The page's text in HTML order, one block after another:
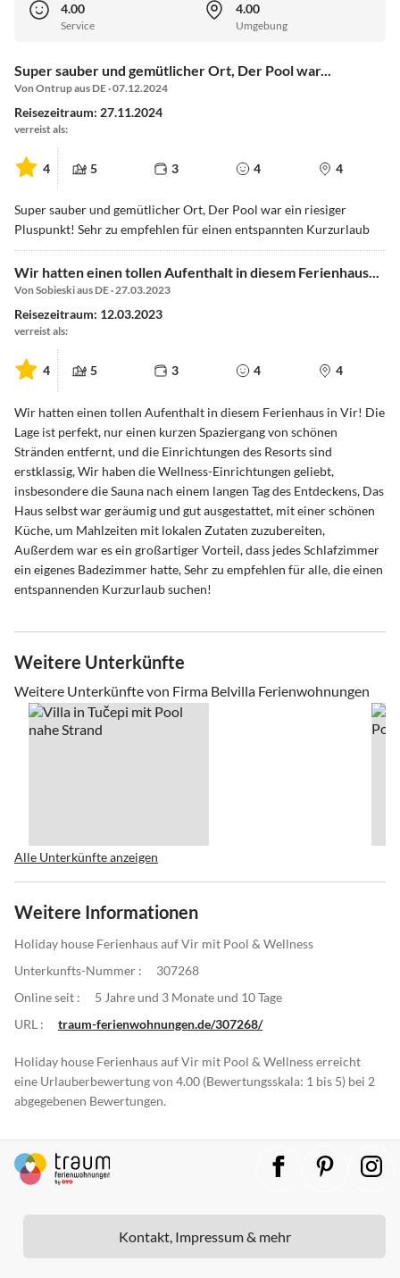
4.00
Service
4.00
Umgebung
Super sauber und gemütlicher Ort, Der Pool war...
Von Ontrup aus DE · 07.12.2024
Reisezeitraum: 27.11.2024
verreist als:
4 5 3 4 4
Super sauber und gemütlicher Ort, Der Pool war ein riesiger
Pluspunkt! Sehr zu empfehlen für einen entspannten Kurzurlaub
Wir hatten einen tollen Aufenthalt in diesem Ferienhaus...
Von Sobieski aus DE · 27.03.2023
Reisezeitraum: 12.03.2023
verreist als:
4 5 3 4 4
Wir hatten einen tollen Aufenthalt in diesem Ferienhaus in Vir! Die
Lage ist perfekt, nur einen kurzen Spaziergang von schönen
Stränden entfernt, und die Einrichtungen des Resorts sind
erstklassig, Wir haben die Wellness-Einrichtungen geliebt,
insbesondere die Sauna nach einem langen Tag des Entdeckens, Das
Haus selbst war geräumig und gut ausgestattet, mit einer schönen
Küche, um Mahlzeiten mit lokalen Zutaten zuzubereiten,
Außerdem war es ein großartiger Vorteil, dass jedes Schlafzimmer
ein eigenes Badezimmer hatte, Sehr zu empfehlen für alle, die einen
entspannenden Kurzurlaub suchen!
Weitere Unterkünfte
Weitere Unterkünfte von Firma Belvilla Ferienwohnungen
Alle Unterkünfte anzeigen
Weitere Informationen
Holiday house Ferienhaus auf Vir mit Pool & Wellness
Unterkunfts-Nummer :
307268
Online seit :
5 Jahre und 3 Monate und 10 Tage
URL :
traum-ferienwohnungen.de/307268/
Holiday house Ferienhaus auf Vir mit Pool & Wellness erreicht
eine Urlauberbewertung von 4.00 (Bewertungsskala: 1 bis 5) bei 2
abgegebenen Bewertungen.
Kontakt, Impressum & mehr